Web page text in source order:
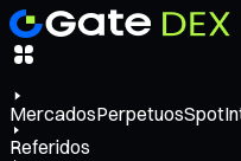
MercadosPerpetuosSpot
Referidos